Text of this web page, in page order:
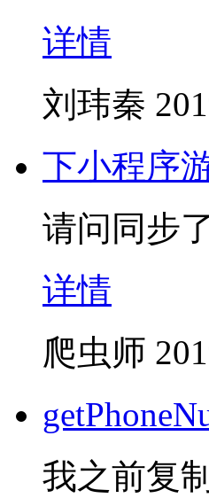
详情
刘玮秦
下小程序
请问同步
详情
爬虫师
我之前复